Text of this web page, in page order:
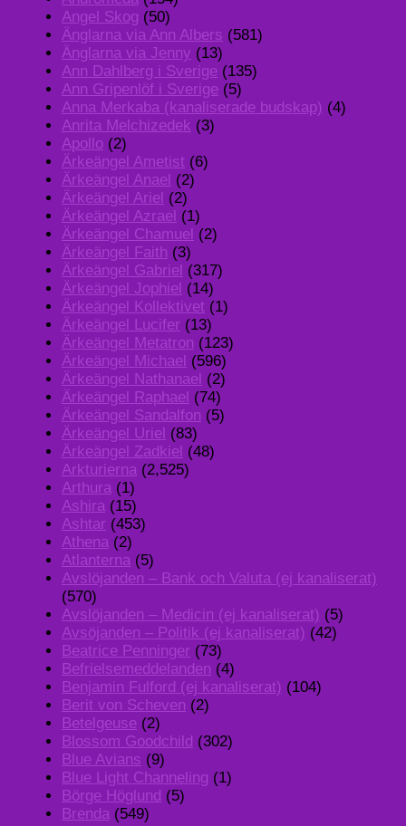
Angel Skog (50)
Änglarna via Ann Albers (581)
Änglarna via Jenny (13)
Ann Dahlberg i Sverige (135)
Ann Gripenlöf i Sverige (5)
Anna Merkaba (kanaliserade budskap) (4)
Anrita Melchizedek (3)
Apollo (2)
Ärkeängel Ametist (6)
Ärkeängel Anael (2)
Ärkeängel Ariel (2)
Ärkeängel Azrael (1)
Ärkeängel Chamuel (2)
Ärkeängel Faith (3)
Ärkeängel Gabriel (317)
Ärkeängel Jophiel (14)
Ärkeängel Kollektivet (1)
Ärkeängel Lucifer (13)
Ärkeängel Metatron (123)
Ärkeängel Michael (596)
Ärkeängel Nathanael (2)
Ärkeängel Raphael (74)
Ärkeängel Sandalfon (5)
Ärkeängel Uriel (83)
Ärkeängel Zadkiel (48)
Arkturierna (2,525)
Arthura (1)
Ashira (15)
Ashtar (453)
Athena (2)
Atlanterna (5)
Avslöjanden – Bank och Valuta (ej kanaliserat)
(570)
Avslöjanden – Medicin (ej kanaliserat) (5)
Avsöjanden – Politik (ej kanaliserat) (42)
Beatrice Penninger (73)
Befrielsemeddelanden (4)
Benjamin Fulford (ej kanaliserat) (104)
Berit von Scheven (2)
Betelgeuse (2)
Blossom Goodchild (302)
Blue Avians (9)
Blue Light Channeling (1)
Börge Höglund (5)
Brenda (549)